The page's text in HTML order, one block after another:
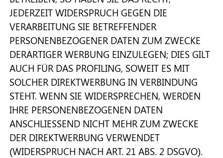
JEDERZEIT WIDERSPRUCH GEGEN DIE
VERARBEITUNG SIE BETREFFENDER
PERSONENBEZOGENER DATEN ZUM ZWECKE
DERARTIGER WERBUNG EINZULEGEN; DIES GILT
AUCH FÜR DAS PROFILING, SOWEIT ES MIT
SOLCHER DIREKTWERBUNG IN VERBINDUNG
STEHT. WENN SIE WIDERSPRECHEN, WERDEN
IHRE PERSONENBEZOGENEN DATEN
ANSCHLIESSEND NICHT MEHR ZUM ZWECKE
DER DIREKTWERBUNG VERWENDET
(WIDERSPRUCH NACH ART. 21 ABS. 2 DSGVO).